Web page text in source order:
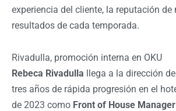
experiencia del cliente, la reputación de
resultados de cada temporada.
Rivadulla, promoción interna en OKU
Rebeca Rivadulla llega a la dirección
tres años de rápida progresión en el
de 2023 como Front of House Manager